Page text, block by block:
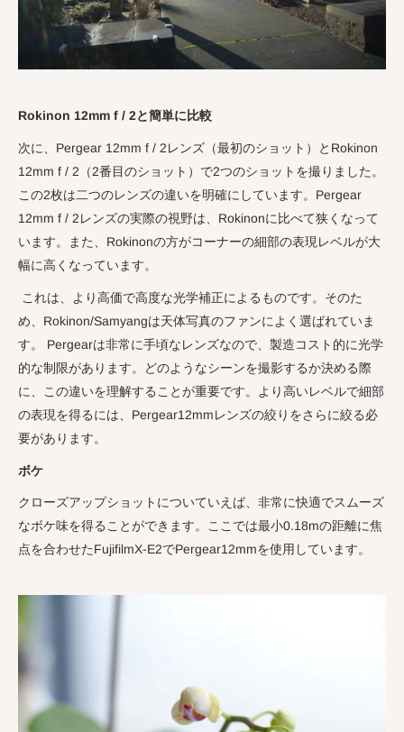
Rokinon 12mm f / 2と簡単に比較
次に、 Pergear 12mm f / 2レンズ（最初のショット）と Rokinon
12mm f / 2 （2番目のショット）で2つのショットを撮りました。
この2枚は二つのレンズの違いを明確にしています。 Pergear
12mm f / 2レンズの実際の視野は、 Rokinonに比べて狭くなって
います。また、 Rokinonの方がコーナーの細部の表現レベルが大
幅に高くなっています。
これは、より高価で高度な光学補正によるものです。そのた
め、 Rokinon/Samyangは天体写真のファンによく選ばれていま
す。
Pergearは非常に手頃なレンズなので、製造コスト的に光学
的な制限があります。どのようなシーンを撮影するか決める際
に、この違いを理解することが重要です。より高いレベルで細部
の表現を得るには、 Pergear12mmレンズの絞りをさらに絞る必
要があります。
ボケ
クローズアップショットについていえば、非常に快適でスムーズ
なボケ味を得ることができます。ここでは最小0.18mの距離に焦
点を合わせたFujifilmX-E2でPergear12mmを使用しています。